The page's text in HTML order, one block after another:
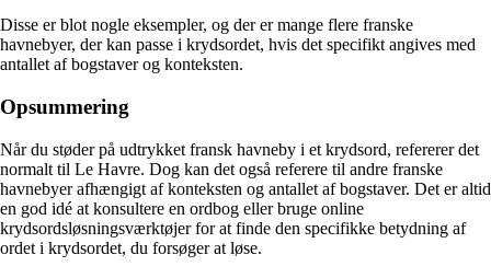
Disse er blot nogle eksempler, og der er mange flere franske
havnebyer, der kan passe i krydsordet, hvis det specifikt angives med
antallet af bogstaver og konteksten.
Opsummering
Når du støder på udtrykket fransk havneby i et krydsord, refererer det
normalt til Le Havre. Dog kan det også referere til andre franske
havnebyer afhængigt af konteksten og antallet af bogstaver. Det er altid
en god idé at konsultere en ordbog eller bruge online
krydsordsløsningsværktøjer for at finde den specifikke betydning af
ordet i krydsordet, du forsøger at løse.